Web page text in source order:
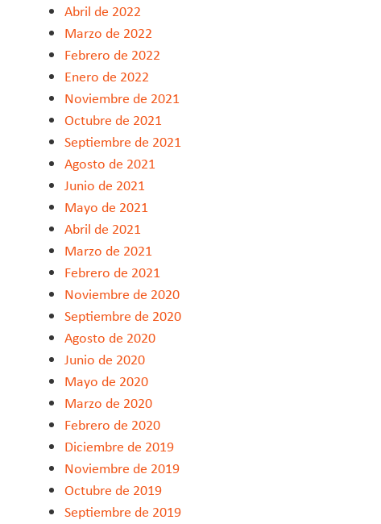
Abril de 2022
Marzo de 2022
Febrero de 2022
Enero de 2022
Noviembre de 2021
Octubre de 2021
Septiembre de 2021
Agosto de 2021
Junio de 2021
Mayo de 2021
Abril de 2021
Marzo de 2021
Febrero de 2021
Noviembre de 2020
Septiembre de 2020
Agosto de 2020
Junio de 2020
Mayo de 2020
Marzo de 2020
Febrero de 2020
Diciembre de 2019
Noviembre de 2019
Octubre de 2019
Septiembre de 2019